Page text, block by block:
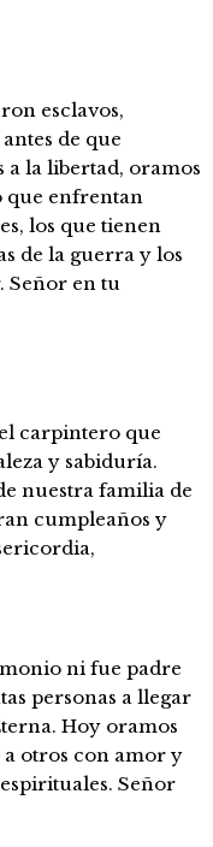
esclavos,
de que
a la libertad, oramos
que enfrentan
los que tienen
de la guerra y los
Señor en tu
carpintero que
y sabiduría.
nuestra familia de
cumpleaños y
ni fue padre
personas a llegar
Hoy oramos
otros con amor y
Señor